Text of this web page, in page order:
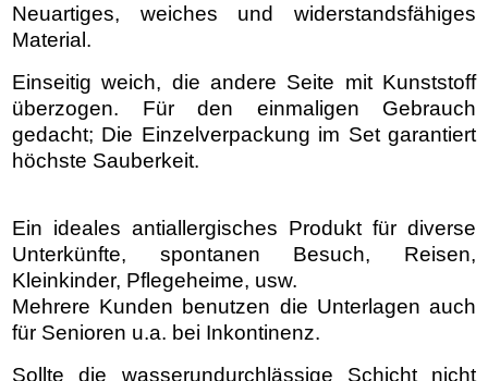
Neuartiges, weiches und widerstandsfähiges
Material.
Einseitig weich, die andere Seite mit Kunststoff
überzogen. Für den einmaligen Gebrauch
gedacht; Die Einzelverpackung im Set garantiert
höchste Sauberkeit.
Ein ideales antiallergisches Produkt für diverse
Unterkünfte, spontanen Besuch, Reisen,
Kleinkinder, Pflegeheime, usw.
Mehrere Kunden benutzen die Unterlagen auch
für Senioren u.a. bei Inkontinenz.
Sollte die wasserundurchlässige Schicht nicht